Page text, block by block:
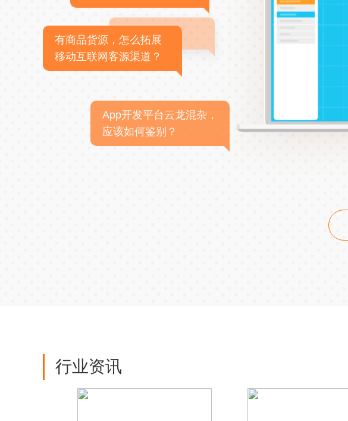
有商品货源，怎么拓展
移动互联网客源渠道？
App开发平台云龙混杂，
应该如何鉴别？
行业资讯